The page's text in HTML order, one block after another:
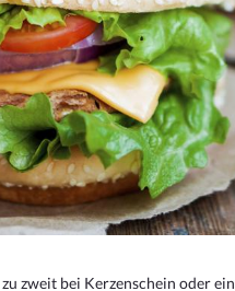
zweit bei Kerzenschein oder